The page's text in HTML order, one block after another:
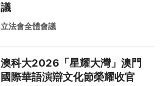
議
立法會全體會議
澳科大2026「星耀大灣」澳門
國際華語演辯文化節榮耀收官